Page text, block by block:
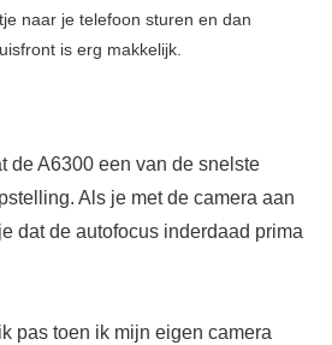
naar je telefoon sturen en dan
is erg makkelijk.
de A6300 een van de snelste
Als je met de camera aan
dat de autofocus inderdaad prima
pas toen ik mijn eigen camera